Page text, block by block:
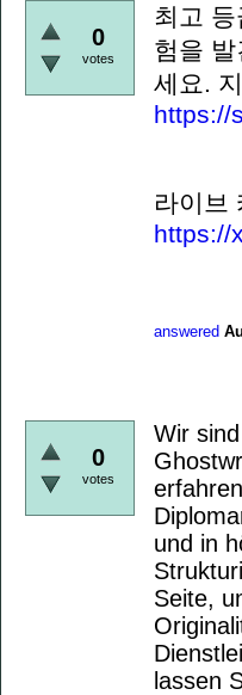
0
votes
최고
험을
세요.
https://
라이브
https://
answered
0
votes
Wir
und in
Seite,
lassen